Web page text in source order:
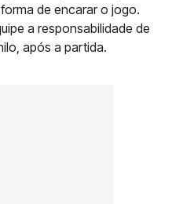
de encarar o jogo.
a responsabilidade de
após a partida.